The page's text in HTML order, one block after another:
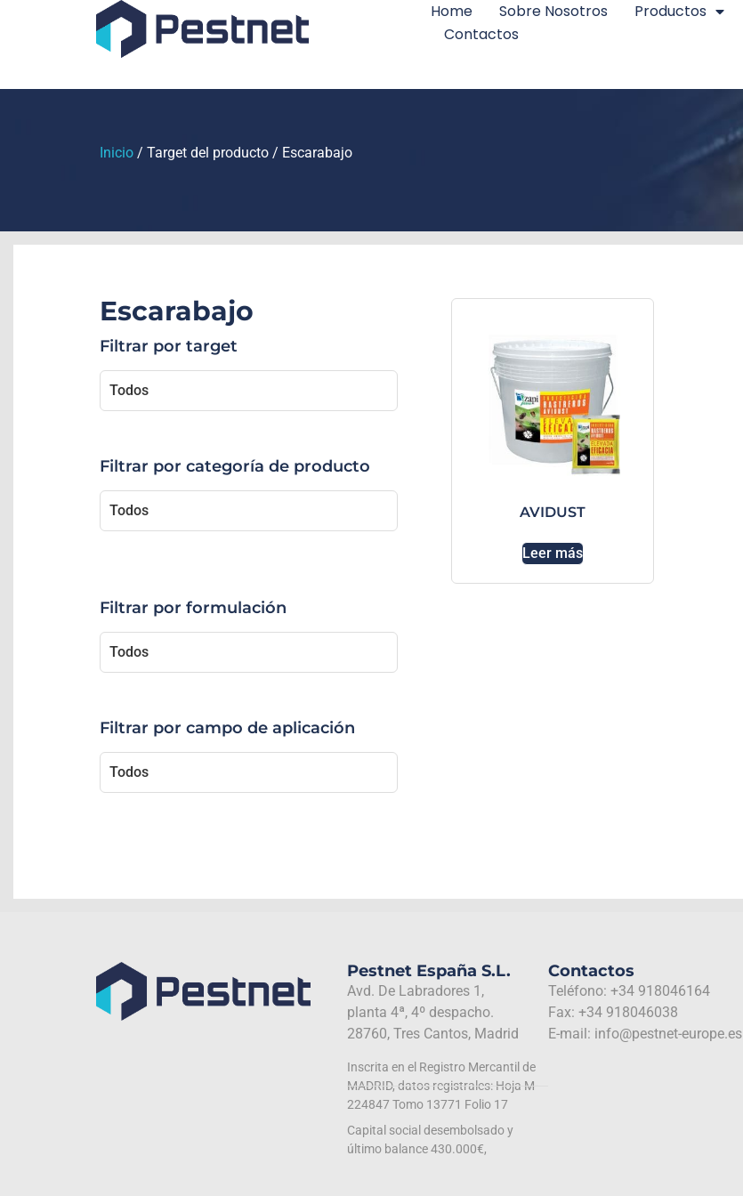
Home Sobre Nosotros Productos
Contactos
Inicio / Target del producto / Escarabajo
Escarabajo
Filtrar por target
Filtrar por categoría de producto
Filtrar por formulación
Filtrar por campo de aplicación
AVIDUST
Leer más
Pestnet España S.L.
Avd. De Labradores 1,
planta 4ª, 4º despacho.
28760, Tres Cantos, Madrid
Inscrita en el Registro Mercantil de
MADRID, datos registrales: Hoja M-
224847 Tomo 13771 Folio 17
Capital social desembolsado y
último balance 430.000€,
Contactos
Teléfono: +34 918046164
Fax: +34 918046038
E-mail: info@pestnet-europe.es